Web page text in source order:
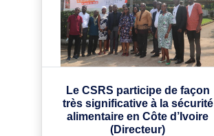
Le CSRS participe de façon
très significative à la sécurité
alimentaire en Côte d’Ivoire
(Directeur)